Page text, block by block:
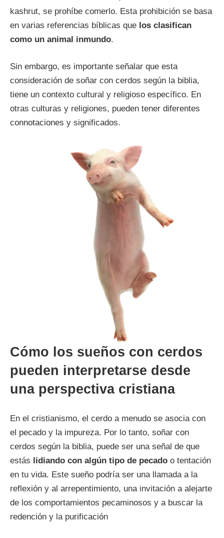
kashrut, se prohíbe comerlo. Esta prohibición se basa
en varias referencias bíblicas que los clasifican
como un animal inmundo.
Sin embargo, es importante señalar que esta
consideración de soñar con cerdos según la biblia,
tiene un contexto cultural y religioso específico. En
otras culturas y religiones, pueden tener diferentes
connotaciones y significados.
Cómo los sueños con cerdos
pueden interpretarse desde
una perspectiva cristiana
En el cristianismo, el cerdo a menudo se asocia con
el pecado y la impureza. Por lo tanto, soñar con
cerdos según la biblia, puede ser una señal de que
estás lidiando con algún tipo de pecado o tentación
en tu vida. Este sueño podría ser una llamada a la
reflexión y al arrepentimiento, una invitación a alejarte
de los comportamientos pecaminosos y a buscar la
redención y la purificación